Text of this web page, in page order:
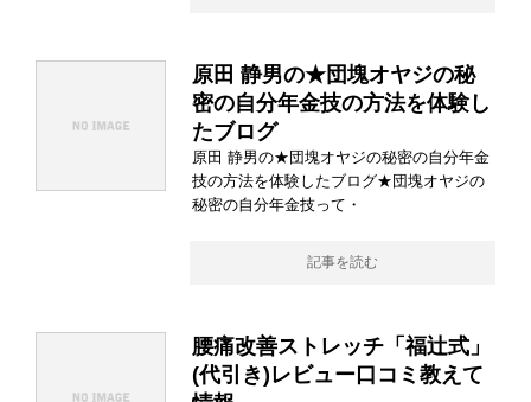
原田 静男の★団塊オヤジの秘
密の自分年金技の方法を体験し
たブログ
原田 静男の★団塊オヤジの秘密の自分年金
技の方法を体験したブログ★団塊オヤジの
秘密の自分年金技って・
記事を読む
腰痛改善ストレッチ「福辻式」
(代引き)レビュー口コミ教えて